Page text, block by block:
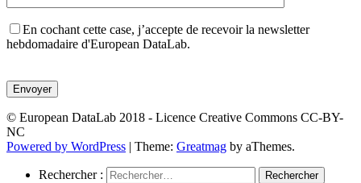
En cochant cette case, j’accepte de recevoir la newsletter
hebdomadaire d'European DataLab.
laisser
ce
champ
vide.
© European DataLab 2018 - Licence Creative Commons CC-BY-
NC
Powered by WordPress | Theme: Greatmag by aThemes.
Rechercher :